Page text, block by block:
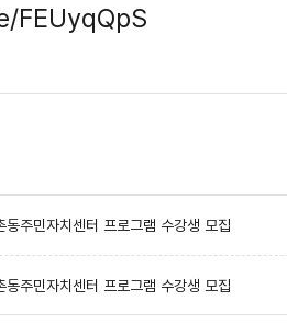
FEUyqQpS
주민자치센터 프로그램 수강생 모집
주민자치센터 프로그램 수강생 모집